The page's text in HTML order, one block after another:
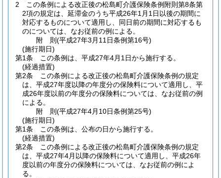
2
この条例による改正後の松島町介護保険条例附則第8条第
2項の規定は、延滞金のうち平成26年1月1日以後の期間に
対応するものについて適用し、同日前の期間に対応するも
のについては、なお従前の例による。
附 則(平成27年3月11日条例第16号)
(施行期日)
第1条
この条例は、平成27年4月1日から施行する。
(経過措置)
第2条
この条例による改正後の松島町介護保険条例の規定
は、平成27年度以降の年度分の保険料について適用し、平
成26年度以前の年度分の保険料については、なお従前の例
による。
附 則(平成27年4月10日条例第25号)
(施行期日)
第1条
この条例は、公布の日から施行する。
(経過措置)
第2条
この条例による改正後の松島町介護保険条例の規定
は、平成27年4月以降の保険料について適用し、平成26年
度以前の年度分の保険料については、なお従前の例によ
る。